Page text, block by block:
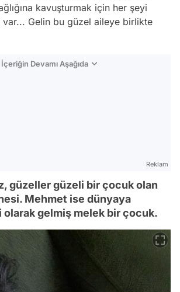
kavuşturmak için her şeyi
Gelin bu güzel aileye birlikte
İçeriğin Devamı Aşağıda
Reklam
güzeller güzeli bir çocuk olan
Mehmet ise dünyaya
olarak gelmiş melek bir çocuk.